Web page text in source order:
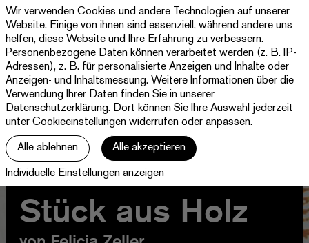
Theater
Paderborn
Westfälische
Kammerspiele
Programm & Tickets
Abos
jott
Ihr Besuch
Haus
Stück aus Holz
Wir verwenden Cookies und andere Technologien auf unserer
Website. Einige von ihnen sind essenziell, während andere uns
helfen, diese Website und Ihre Erfahrung zu verbessern.
Personenbezogene Daten können verarbeitet werden (z. B. IP-
Adressen), z. B. für personalisierte Anzeigen und Inhalte oder
Anzeigen- und Inhaltsmessung. Weitere Informationen über die
Verwendung Ihrer Daten finden Sie in unserer
Datenschutzerklärung. Dort können Sie Ihre Auswahl jederzeit
unter Cookieeinstellungen widerrufen oder anpassen.
Alle ablehnen Alle akzeptieren
Individuelle Einstellungen anzeigen